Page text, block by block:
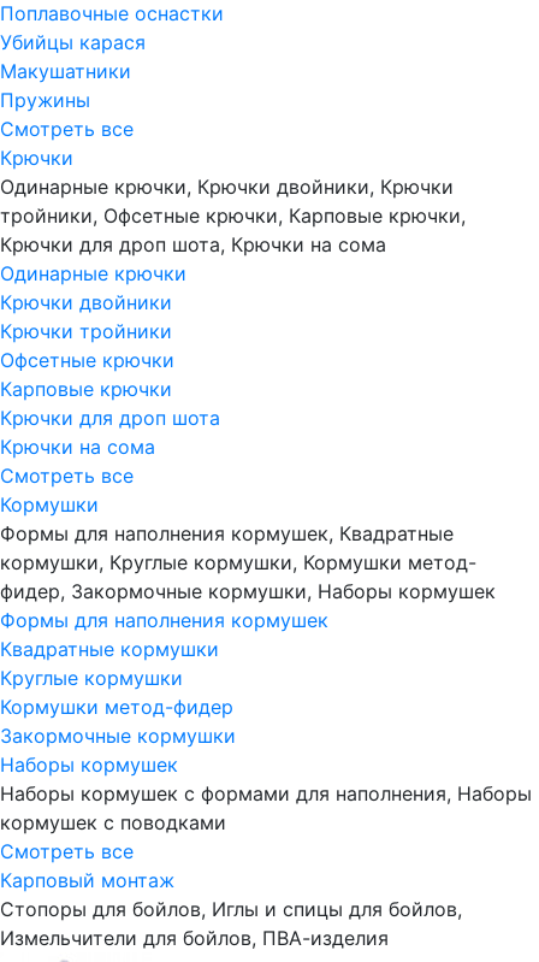
Поплавочные оснастки
Убийцы карася
Макушатники
Пружины
Смотреть все
Крючки
Одинарные крючки, Крючки двойники, Крючки
тройники, Офсетные крючки, Карповые крючки,
Крючки для дроп шота, Крючки на сома
Одинарные крючки
Крючки двойники
Крючки тройники
Офсетные крючки
Карповые крючки
Крючки для дроп шота
Крючки на сома
Смотреть все
Кормушки
Формы для наполнения кормушек, Квадратные
кормушки, Круглые кормушки, Кормушки метод-
фидер, Закормочные кормушки, Наборы кормушек
Формы для наполнения кормушек
Квадратные кормушки
Круглые кормушки
Кормушки метод-фидер
Закормочные кормушки
Наборы кормушек
Наборы кормушек с формами для наполнения, Наборы
кормушек с поводками
Смотреть все
Карповый монтаж
Стопоры для бойлов, Иглы и спицы для бойлов,
Измельчители для бойлов, ПВА-изделия